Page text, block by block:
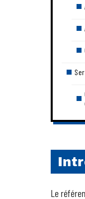
Le